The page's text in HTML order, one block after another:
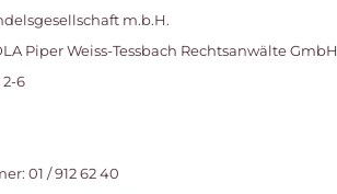
m.b.H.
Piper Weiss-Tessbach Rechtsanwälte GmbH
6
01 / 912 62 40